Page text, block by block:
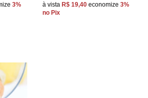
3%
à vista R$ 19,40 economize 3%
no Pix